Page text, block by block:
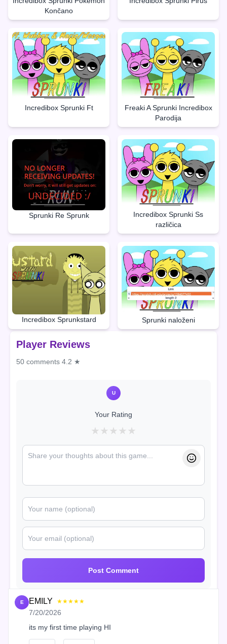
Končano
Incredibox Sprunki Ft
Freaki A Sprunki Incredibox
Parodija
Sprunki Re Sprunk
Incredibox Sprunki Ss
različica
Incredibox Sprunkstard Sprunki naloženi
Player Reviews
50 comments 4.2 ★
U
Your Rating
★ ★ ★ ★ ★
Post Comment
E EMILY ★★★★★
7/20/2026
its my first time playing HI